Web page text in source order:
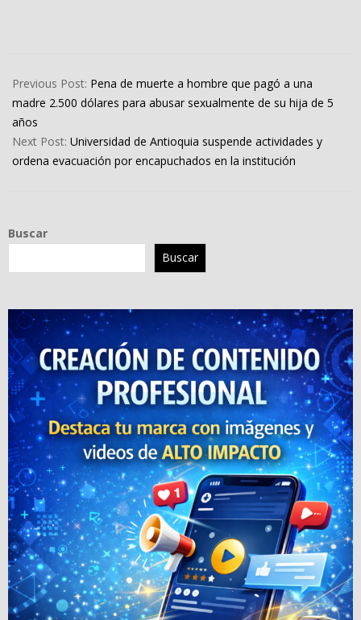
04-
19
Previous Post: Pena de muerte a hombre que pagó a una
madre 2.500 dólares para abusar sexualmente de su hija de 5
años
Next Post: Universidad de Antioquia suspende actividades y
ordena evacuación por encapuchados en la institución
Buscar
Buscar